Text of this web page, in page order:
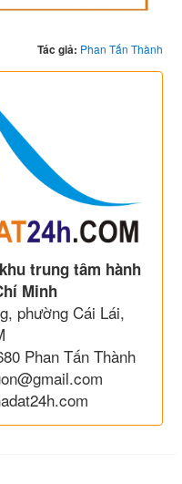
Tác giả: Phan Tấn Thành
trung tâm hành
Minh
phường Cái Lái,
Phan Tấn Thành